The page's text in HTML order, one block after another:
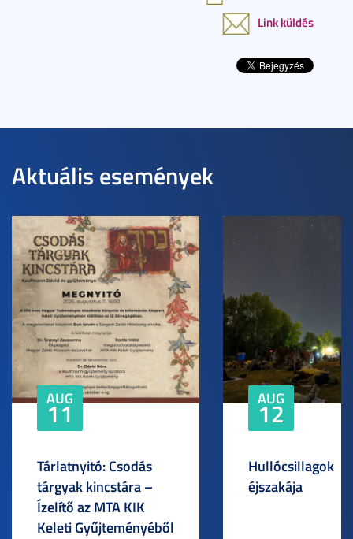
Link küldés
Aktuális események
AUG
11
Tárlatnyitó: Csodás
tárgyak kincstára –
Ízelítő az MTA KIK
Keleti Gyűjteményéből
AUG
12
Hullócsillagok
éjszakája